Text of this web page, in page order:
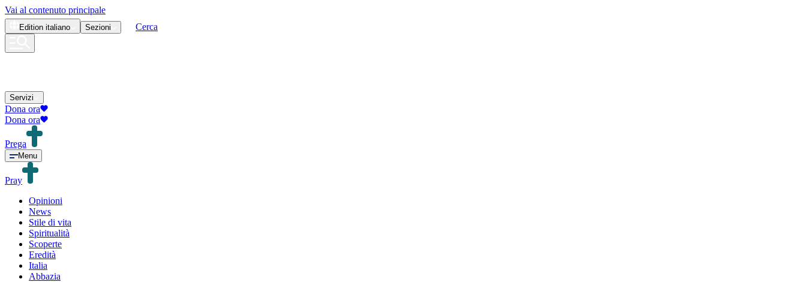
Vai al contenuto principale
Edition italiano Sezioni Cerca
Servizi
Dona ora
Dona ora
Prega
Menu
Pray
Opinioni
News
Stile di vita
Spiritualità
Scoperte
Eredità
Italia
Abbazia